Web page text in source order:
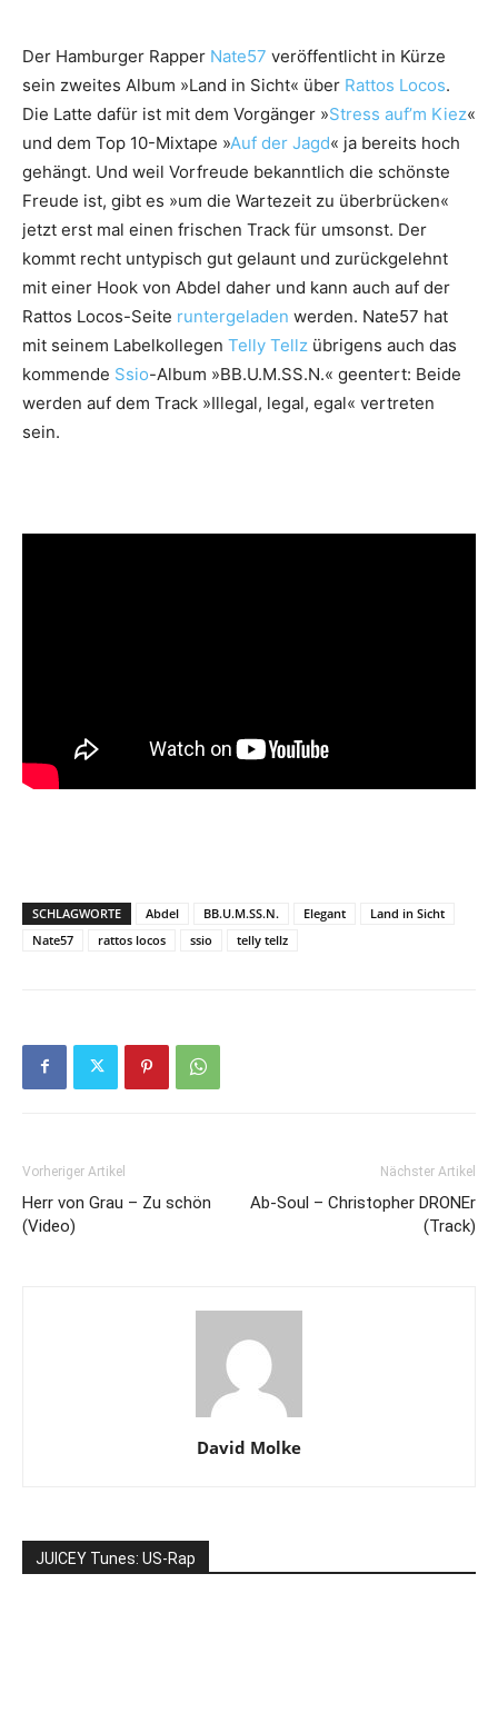
Der Hamburger Rapper Nate57 veröffentlicht in Kürze
sein zweites Album »Land in Sicht« über Rattos Locos.
Die Latte dafür ist mit dem Vorgänger »Stress auf’m Kiez«
und dem Top 10-Mixtape »Auf der Jagd« ja bereits hoch
gehängt. Und weil Vorfreude bekanntlich die schönste
Freude ist, gibt es »um die Wartezeit zu überbrücken«
jetzt erst mal einen frischen Track für umsonst. Der
kommt recht untypisch gut gelaunt und zurückgelehnt
mit einer Hook von Abdel daher und kann auch auf der
Rattos Locos-Seite runtergeladen werden. Nate57 hat
mit seinem Labelkollegen Telly Tellz übrigens auch das
kommende Ssio-Album »BB.U.M.SS.N.« geentert: Beide
werden auf dem Track »Illegal, legal, egal« vertreten
sein.
SCHLAGWORTE Abdel BB.U.M.SS.N. Elegant
Land in Sicht
Nate57
rattos locos ssio telly tellz
Vorheriger Artikel
Herr von Grau – Zu schön
(Video)
Nächster Artikel
Ab-Soul – Christopher DRONEr
(Track)
David Molke
JUICEY Tunes: US-Rap